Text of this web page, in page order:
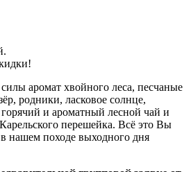
аромат хвойного леса, песчаные
родники, ласковое солнце,
горячий и ароматный лесной чай и
перешейка. Всё это Вы
в нашем походе выходного дня